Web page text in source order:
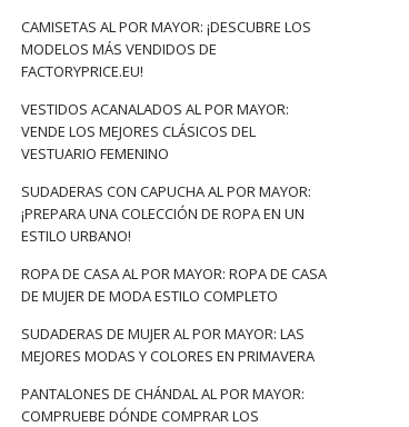
CAMISETAS AL POR MAYOR: ¡DESCUBRE LOS
MODELOS MÁS VENDIDOS DE
FACTORYPRICE.EU!
VESTIDOS ACANALADOS AL POR MAYOR:
VENDE LOS MEJORES CLÁSICOS DEL
VESTUARIO FEMENINO
SUDADERAS CON CAPUCHA AL POR MAYOR:
¡PREPARA UNA COLECCIÓN DE ROPA EN UN
ESTILO URBANO!
ROPA DE CASA AL POR MAYOR: ROPA DE CASA
DE MUJER DE MODA ESTILO COMPLETO
SUDADERAS DE MUJER AL POR MAYOR: LAS
MEJORES MODAS Y COLORES EN PRIMAVERA
PANTALONES DE CHÁNDAL AL POR MAYOR:
COMPRUEBE DÓNDE COMPRAR LOS